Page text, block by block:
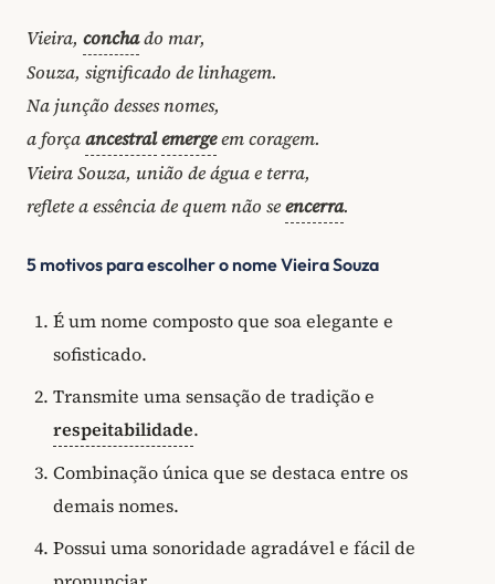
Vieira, conchado mar,
Souza, significado de linhagem.
Na junção desses nomes,
a forçaancestralemergeem coragem.
Vieira Souza, união de água e terra,
reflete a essência de quem não seencerra.
5 motivos para escolher o nome Vieira Souza
É um nome composto que soa elegante e
sofisticado.
Transmite uma sensação de tradição e
respeitabilidade.
Combinação única que se destaca entre os
demais nomes.
Possui uma sonoridade agradável e fácil de